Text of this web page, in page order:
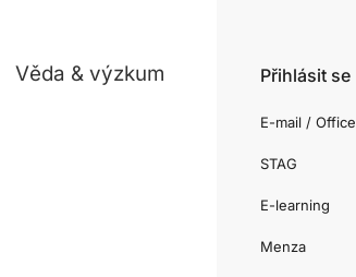
Věda & výzkum Přihlásit se
E-mail /
STAG
E-learning
Menza